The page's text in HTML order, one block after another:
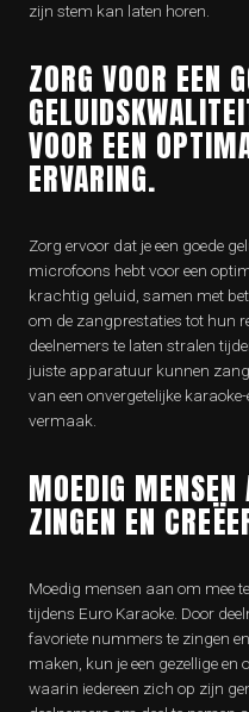
zijn stem kan laten horen.
ZORG VOOR EEN
VOOR EEN
ERVARING.
Zorg ervoor dat je een goede
microfoons hebt voor een
krachtig geluid, samen met
om de zangprestaties tot hun
deelnemers te laten stralen
juiste apparatuur kunnen
van een onvergetelijke
vermaak.
MOEDIG
ZINGEN EN
Moedig mensen aan om mee
tijdens Euro Karaoke. Door
favoriete nummers te zingen
maken, kun je een gezellige
waarin iedereen zich op zijn